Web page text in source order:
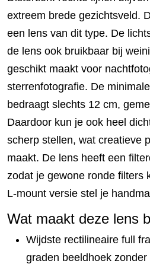
extreem brede gezichtsveld.
een lens van dit type. De
de lens ook bruikbaar bij
geschikt maakt voor
sterrenfotografie. De
bedraagt slechts 12 cm,
Daardoor kun je ook heel
scherp stellen, wat creatieve
maakt. De lens heeft een
zodat je gewone ronde filters
L-mount versie stel je
Wat maakt deze lens
Wijdste rectilineaire full
graden beeldhoek